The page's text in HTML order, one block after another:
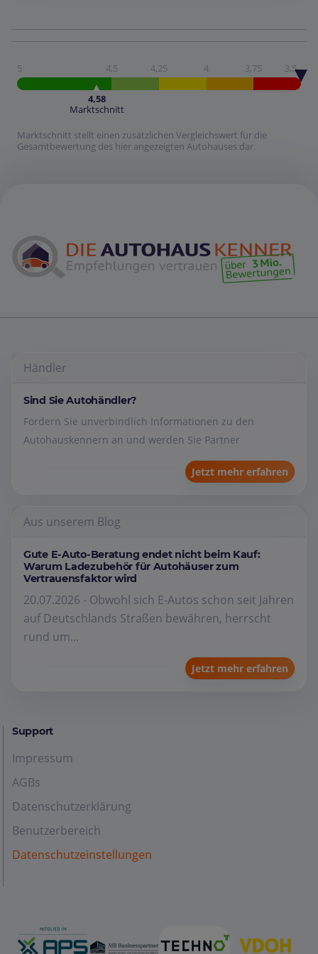
5 4,5 4,25 4 3,75 3,5
4,58
Marktschnitt
Marktschnitt stellt einen zusätzlichen Vergleichswert für die
Gesamtbewertung des hier angezeigten Autohauses dar.
Händler
Sind Sie Autohändler?
Fordern Sie unverbindlich Informationen zu den
Autohauskennern an und werden Sie Partner
Jetzt mehr erfahren
Aus unserem Blog
Gute E-Auto-Beratung endet nicht beim Kauf:
Warum Ladezubehör für Autohäuser zum
Vertrauensfaktor wird
20.07.2026 - Obwohl sich E-Autos schon seit Jahren
auf Deutschlands Straßen bewähren, herrscht
rund um...
Jetzt mehr erfahren
Support
Impressum
AGBs
Datenschutzerklärung
Benutzerbereich
Datenschutzeinstellungen